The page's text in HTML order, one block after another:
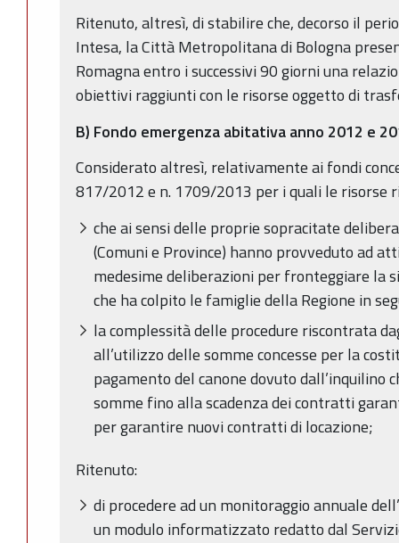
Ritenuto, altresì, di stabilire che, decorso il
Intesa, la Città Metropolitana di Bologna
Romagna entro i successivi 90 giorni una
obiettivi raggiunti con le risorse oggetto di
B) Fondo emergenza abitativa anno 2012 e
Considerato altresì, relativamente ai fondi
817/2012 e n. 1709/2013 per i quali le risorse
che ai sensi delle proprie sopracitate
(Comuni e Province) hanno provveduto ad
medesime deliberazioni per fronteggiare la
che ha colpito le famiglie della Regione in
la complessità delle procedure riscontrata
all’utilizzo delle somme concesse per la
pagamento del canone dovuto dall’inquilino
somme fino alla scadenza dei contratti
per garantire nuovi contratti di locazione;
Ritenuto:
di procedere ad un monitoraggio annuale
un modulo informatizzato redatto dal